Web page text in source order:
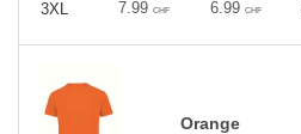
3XL 7.99 CHF 6.99 CHF
Orange